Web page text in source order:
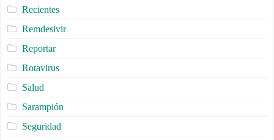
Recientes
Remdesivir
Reportar
Rotavirus
Salud
Sarampión
Seguridad